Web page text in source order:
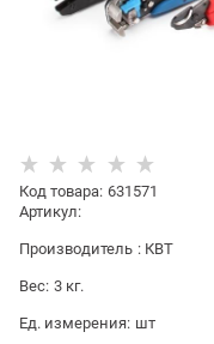
Код товара: 631571
Артикул:
Производитель : КВТ
Вес: 3 кг.
Ед. измерения: шт